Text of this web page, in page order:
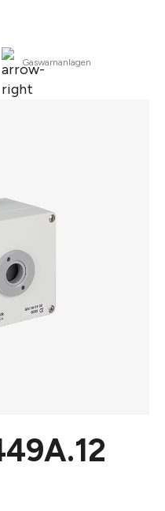
Gaswarnanlagen